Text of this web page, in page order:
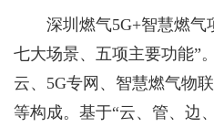
深圳燃气5G+智慧燃气
七大场景、五项主要功能”
云、5G专网、智慧燃气物
等构成。基于“云、管、边